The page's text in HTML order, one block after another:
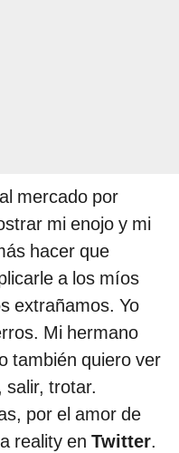
mercado por
mi enojo y mi
hacer que
a los míos
extrañamos. Yo
Mi hermano
también quiero ver
salir, trotar.
por el amor de
reality en Twitter.